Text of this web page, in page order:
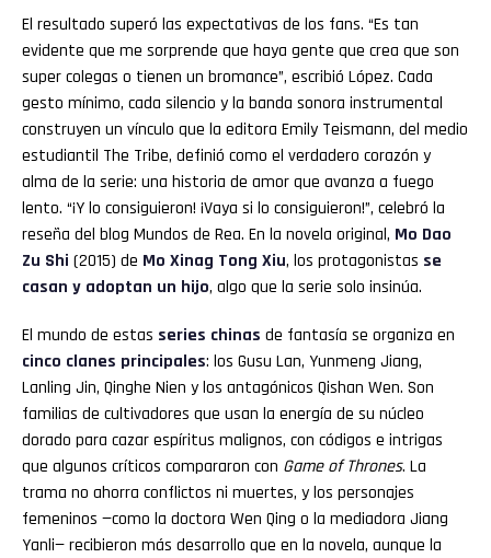
El resultado superó las expectativas de los fans. “Es tan
evidente que me sorprende que haya gente que crea que son
super colegas o tienen un bromance”, escribió López. Cada
gesto mínimo, cada silencio y la banda sonora instrumental
construyen un vínculo que la editora Emily Teismann, del medio
estudiantil The Tribe, definió como el verdadero corazón y
alma de la serie: una historia de amor que avanza a fuego
lento. “¡Y lo consiguieron! ¡Vaya si lo consiguieron!”, celebró la
reseña del blog Mundos de Rea. En la novela original, Mo Dao
Zu Shi (2015) de Mo Xinag Tong Xiu, los protagonistas se
casan y adoptan un hijo, algo que la serie solo insinúa.
El mundo de estas series chinas de fantasía se organiza en
cinco clanes principales: los Gusu Lan, Yunmeng Jiang,
Lanling Jin, Qinghe Nien y los antagónicos Qishan Wen. Son
familias de cultivadores que usan la energía de su núcleo
dorado para cazar espíritus malignos, con códigos e intrigas
que algunos críticos compararon con Game of Thrones. La
trama no ahorra conflictos ni muertes, y los personajes
femeninos —como la doctora Wen Qing o la mediadora Jiang
Yanli— recibieron más desarrollo que en la novela, aunque la